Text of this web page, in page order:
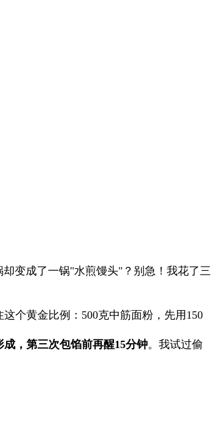
变成了一锅"水煎馒头"？别急！我花了三
这个黄金比例：500克中筋面粉，先用150
，第三次包馅前再醒15分钟。我试过偷